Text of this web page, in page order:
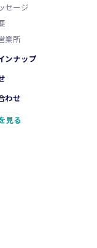
セージ
業所
ンナップ
わせ
見る